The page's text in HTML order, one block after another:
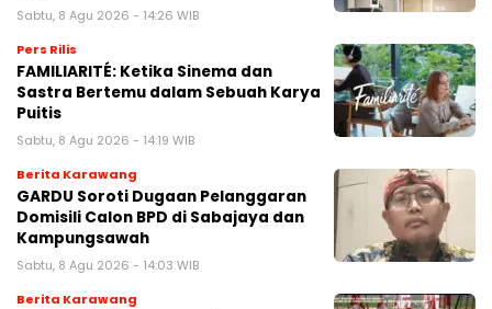
Sabtu, 8 Agu 2026 - 14:26 WIB
Pers Rilis
FAMILIARITÉ: Ketika Sinema dan
Sastra Bertemu dalam Sebuah Karya
Puitis
Sabtu, 8 Agu 2026 - 14:19 WIB
Berita Karawang
GARDU Soroti Dugaan Pelanggaran
Domisili Calon BPD di Sabajaya dan
Kampungsawah
Sabtu, 8 Agu 2026 - 14:03 WIB
Berita Karawang